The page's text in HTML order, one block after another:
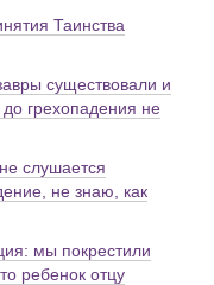
Таинства
существовали и
грехопадения не
слушается
не знаю, как
мы покрестили
ребенок отцу